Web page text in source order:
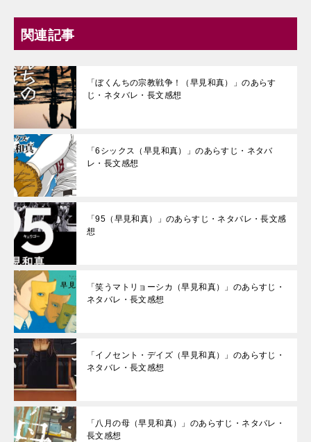
関連記事
「ぼくんちの宗教戦争！（早見和真）」のあらす
じ・ネタバレ・長文感想
「6シックス（早見和真）」のあらすじ・ネタバ
レ・長文感想
「95（早見和真）」のあらすじ・ネタバレ・長文感
想
「笑うマトリョーシカ（早見和真）」のあらすじ・
ネタバレ・長文感想
「イノセント・デイズ（早見和真）」のあらすじ・
ネタバレ・長文感想
「八月の母（早見和真）」のあらすじ・ネタバレ・
長文感想